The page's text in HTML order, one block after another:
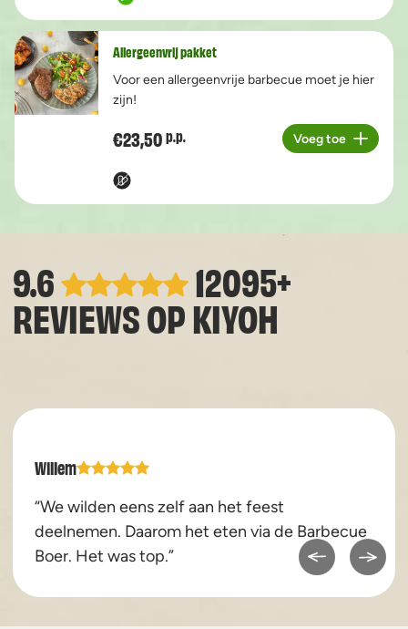
Allergeenvrij pakket
Voor een allergeenvrije barbecue moet je hier
zijn!
€23,50 p.p.
Aantal
Voeg toe
9.6 12095+
REVIEWS OPKIYOH
Willem
“We wilden eens zelf aan het feest
deelnemen. Daarom het eten via de Barbecue
Boer. Het was top.”